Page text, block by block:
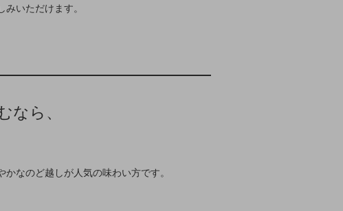
いただけます。
なら、
なのど越しが人気の味わい方です。